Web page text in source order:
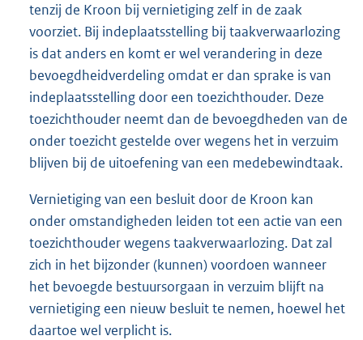
tenzij de Kroon bij vernietiging zelf in de zaak
voorziet. Bij indeplaatsstelling bij taakverwaarlozing
is dat anders en komt er wel verandering in deze
bevoegdheidverdeling omdat er dan sprake is van
indeplaatsstelling door een toezichthouder. Deze
toezichthouder neemt dan de bevoegdheden van de
onder toezicht gestelde over wegens het in verzuim
blijven bij de uitoefening van een medebewindtaak.
Vernietiging van een besluit door de Kroon kan
onder omstandigheden leiden tot een actie van een
toezichthouder wegens taakverwaarlozing. Dat zal
zich in het bijzonder (kunnen) voordoen wanneer
het bevoegde bestuursorgaan in verzuim blijft na
vernietiging een nieuw besluit te nemen, hoewel het
daartoe wel verplicht is.